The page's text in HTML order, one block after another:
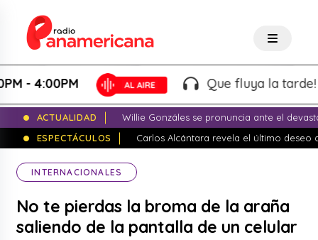
4:00PM Que fluya la tarde! -
ACTUALIDAD
Willie Gonzáles se pronuncia ante el
ESPECTÁCULOS
Carlos Alcántara revela el último deseo
INTERNACIONALES
No te pierdas la broma de la araña
saliendo de la pantalla de un celular